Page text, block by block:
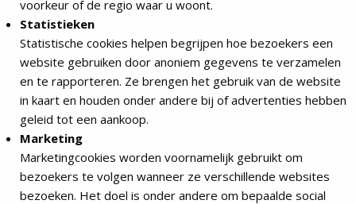
voorkeur of de regio waar u woont.
Statistieken
Statistische cookies helpen begrijpen hoe bezoekers een
website gebruiken door anoniem gegevens te verzamelen
en te rapporteren. Ze brengen het gebruik van de website
in kaart en houden onder andere bij of advertenties hebben
geleid tot een aankoop.
Marketing
Marketingcookies worden voornamelijk gebruikt om
bezoekers te volgen wanneer ze verschillende websites
bezoeken. Het doel is onder andere om bepaalde social